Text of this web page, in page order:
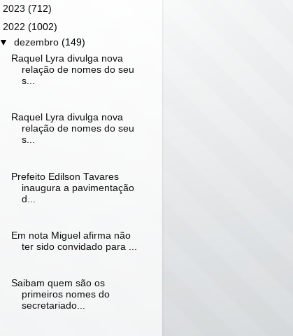
2023 (712)
2022 (1002)
▼dezembro(149)
Raquel Lyra divulga nova
relação de nomes do seu
s...
Raquel Lyra divulga nova
relação de nomes do seu
s...
Prefeito Edilson Tavares
inaugura a pavimentação
d...
Em nota Miguel afirma não
ter sido convidado para ...
Saibam quem são os
primeiros nomes do
secretariado...